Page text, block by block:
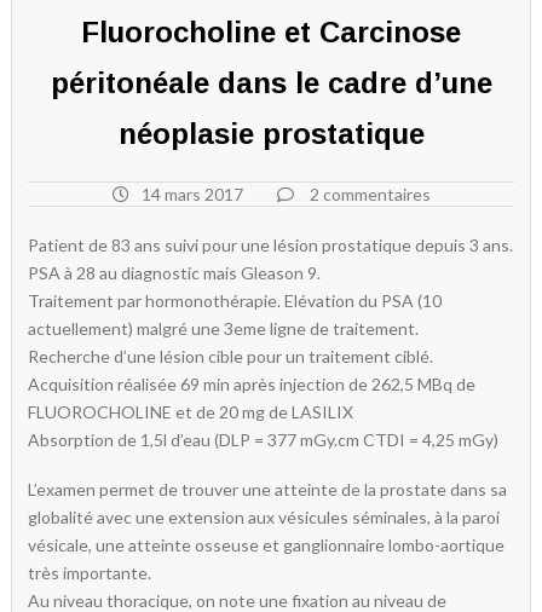
Fluorocholine et Carcinose
péritonéale dans le cadre d’une
néoplasie prostatique
14 mars 2017 2 commentaires
Patient de 83 ans suivi pour une lésion prostatique depuis 3 ans.
PSA à 28 au diagnostic mais Gleason 9.
Traitement par hormonothérapie. Elévation du PSA (10
actuellement) malgré une 3eme ligne de traitement.
Recherche d’une lésion cible pour un traitement ciblé.
Acquisition réalisée 69 min après injection de 262,5 MBq de
FLUOROCHOLINE et de 20 mg de LASILIX
Absorption de 1,5l d’eau (DLP = 377 mGy.cm CTDI = 4,25 mGy)
L’examen permet de trouver une atteinte de la prostate dans sa
globalité avec une extension aux vésicules séminales, à la paroi
vésicale, une atteinte osseuse et ganglionnaire lombo-aortique
très importante.
Au niveau thoracique, on note une fixation au niveau de